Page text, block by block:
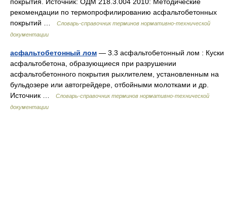
рекомендации по термопрофилированию асфальтобетонных
покрытий …
Словарь-справочник терминов нормативно-технической
документации
асфальтобетонный лом — 3.3 асфальтобетонный лом : Куски
асфальтобетона, образующиеся при разрушении
асфальтобетонного покрытия рыхлителем, установленным на
бульдозере или автогрейдере, отбойными молотками и др.
Источник …
Словарь-справочник терминов нормативно-технической
документации